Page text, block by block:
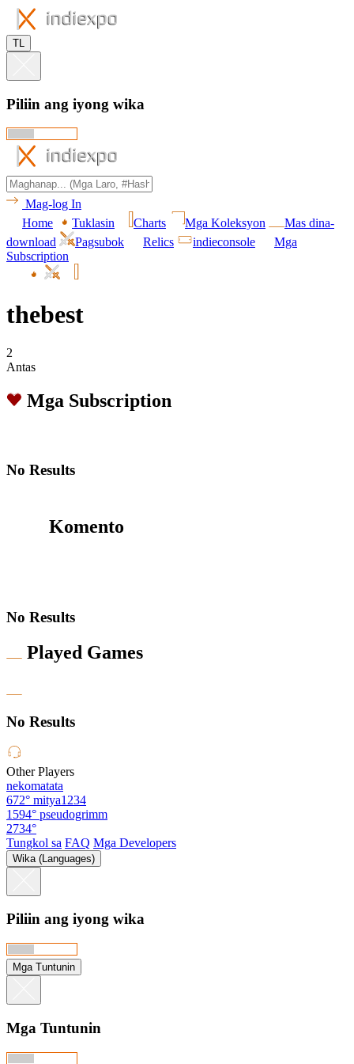
TL
Piliin ang iyong wika
Mag-log In
Home
Tuklasin Charts Mga Koleksyon
Mas dina-
download
Pagsubok Relics indieconsole
Mga
Subscription
thebest
2
Antas
Mga Subscription
No Results
Komento
No Results
Played Games
No Results
Other Players
nekomatata
672° mitya1234
1594° pseudogrimm
2734°
Tungkol sa FAQ Mga Developers
Wika (Languages)
Piliin ang iyong wika
Mga Tuntunin
Mga Tuntunin